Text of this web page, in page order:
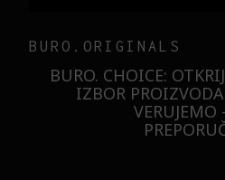
INSAJDER
BILI SMO U
RADNJI U
STILIZOVALI
JAKNU NA 3